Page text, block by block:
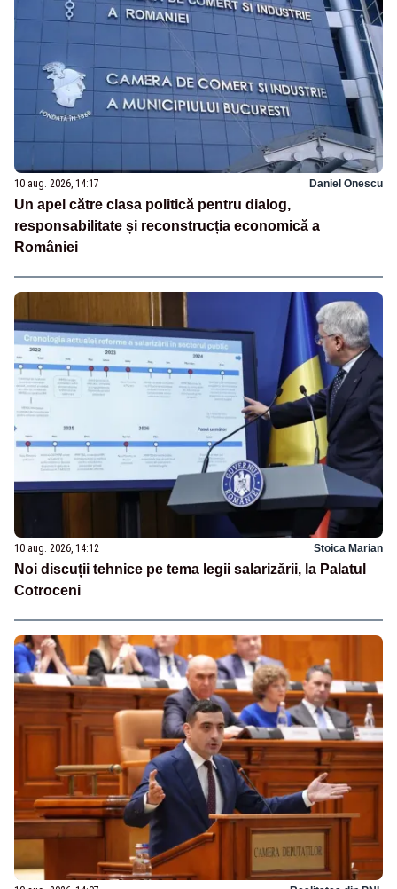
10 aug. 2026, 14:17 Daniel Onescu
Un apel către clasa politică pentru dialog,
responsabilitate și reconstrucția economică a
României
10 aug. 2026, 14:12 Stoica Marian
Noi discuții tehnice pe tema legii salarizării, la Palatul
Cotroceni